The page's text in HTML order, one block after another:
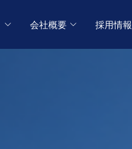
会社概要 採用情報